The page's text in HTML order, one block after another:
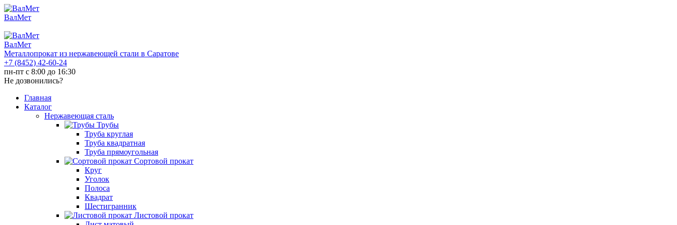
ВалМет
ВалМет
Металлопрокат из нержавеющей стали в Саратове
+7 (8452) 42-60-24
пн-пт с 8:00 до 16:30
Не дозвонились?
Главная
Каталог
Нержавеющая сталь
Трубы
Труба круглая
Труба квадратная
Труба прямоугольная
Сортовой прокат
Круг
Уголок
Полоса
Квадрат
Шестигранник
Листовой прокат